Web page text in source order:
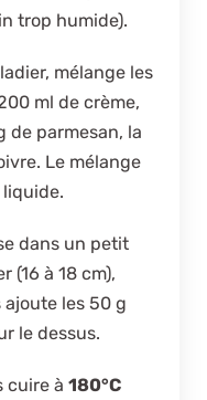
trop humide).
mélange les
ml de crème,
de parmesan, la
Le mélange
dans un petit
(16 à 18 cm),
les 50 g
le dessus.
cuire à 180°C